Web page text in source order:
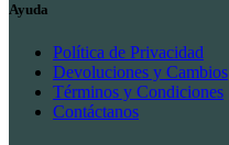
Ayuda
Política de Privacidad
Devoluciones y Cambios
Términos y Condiciones
Contáctanos